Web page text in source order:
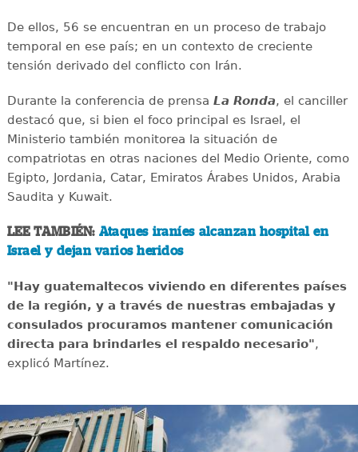
De ellos, 56 se encuentran en un proceso de trabajo
temporal en ese país; en un contexto de creciente
tensión derivado del conflicto con Irán.
Durante la conferencia de prensa La Ronda, el canciller
destacó que, si bien el foco principal es Israel, el
Ministerio también monitorea la situación de
compatriotas en otras naciones del Medio Oriente, como
Egipto, Jordania, Catar, Emiratos Árabes Unidos, Arabia
Saudita y Kuwait.
LEE TAMBIÉN: Ataques iraníes alcanzan hospital en
Israel y dejan varios heridos
"Hay guatemaltecos viviendo en diferentes países
de la región, y a través de nuestras embajadas y
consulados procuramos mantener comunicación
directa para brindarles el respaldo necesario",
explicó Martínez.